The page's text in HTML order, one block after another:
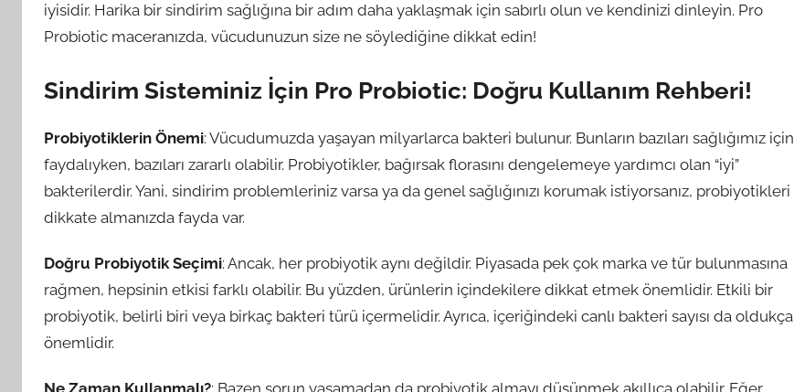
iyisidir. Harika bir sindirim sağlığına bir adım daha yaklaşmak için sabırlı olun ve kendinizi dinleyin. Pro
Probiotic maceranızda, vücudunuzun size ne söylediğine dikkat edin!
Sindirim Sisteminiz İçin Pro Probiotic: Doğru Kullanım Rehberi!
Probiyotiklerin Önemi: Vücudumuzda yaşayan milyarlarca bakteri bulunur. Bunların bazıları sağlığımız için
faydalıyken, bazıları zararlı olabilir. Probiyotikler, bağırsak florasını dengelemeye yardımcı olan “iyi”
bakterilerdir. Yani, sindirim problemleriniz varsa ya da genel sağlığınızı korumak istiyorsanız, probiyotikleri
dikkate almanızda fayda var.
Doğru Probiyotik Seçimi: Ancak, her probiyotik aynı değildir. Piyasada pek çok marka ve tür bulunmasına
rağmen, hepsinin etkisi farklı olabilir. Bu yüzden, ürünlerin içindekilere dikkat etmek önemlidir. Etkili bir
probiyotik, belirli biri veya birkaç bakteri türü içermelidir. Ayrıca, içeriğindeki canlı bakteri sayısı da oldukça
önemlidir.